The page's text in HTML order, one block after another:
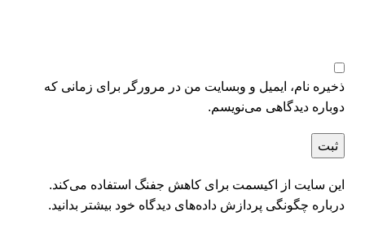
ذخیره نام، ایمیل و وبسایت من در مرورگر برای زمانی که
دوباره دیدگاهی می‌نویسم.
این سایت از اکیسمت برای کاهش جفنگ استفاده می‌کند.
درباره چگونگی پردازش داده‌های دیدگاه خود بیشتر بدانید.